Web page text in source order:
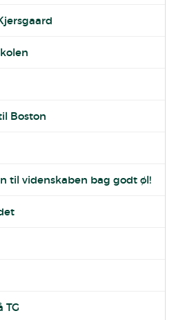
Boston
til videnskaben bag godt øl!
TG